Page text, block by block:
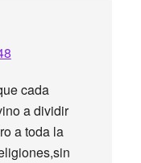
cada
a dividir
a toda la